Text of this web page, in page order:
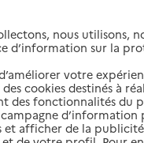
X sur Linkedin
LinkedIn, X et
cookies.
nous utilisons,
d’information sur la
votre
cookies destinés à
des fonctionnalités du
d’information
et afficher de la